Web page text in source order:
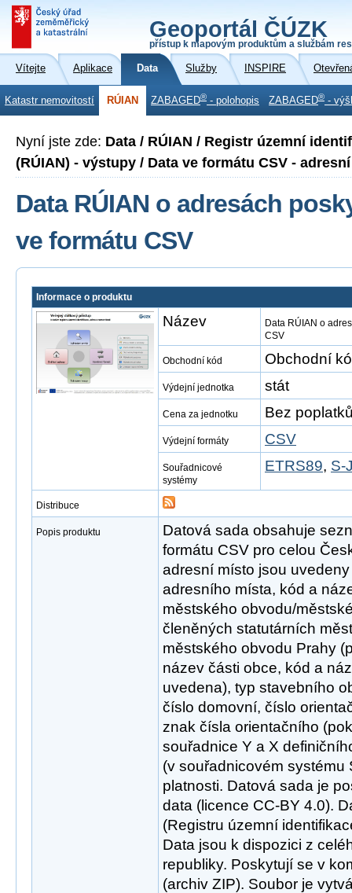
Geoportál ČÚZK
přístup k mapovým produktům a službám
Vítejte Aplikace Data Služby INSPIRE
Katastr nemovitostí RÚIAN ZABAGED® - polohopis ZABAGED® -
Nyní jste zde: Data / RÚIAN / Registr územní
(RÚIAN) - výstupy / Data ve formátu CSV -
Data RÚIAN o adresách
ve formátu CSV
Informace o produktu
Název
Data RÚIAN o
CSV
Obchodní kód Obchodní
Výdejní jednotka stát
Cena za jednotku Bez
Výdejní formáty CSV
Souřadnicové
systémy
ETRS89, S-
Distribuce
Popis produktu
Datová sada obsahuje
formátu CSV pro celou
adresní místo jsou
adresního místa, kód a
městského obvodu/
členěných statutárních
městského obvodu Prahy
název části obce, kód a
uvedena), typ stavebního
číslo domovní, číslo
znak čísla orientačního
souřadnice Y a X
(v souřadnicovém systému
platnosti. Datová sada je
data (licence CC-BY 4.0).
(Registru územní
Data jsou k dispozici z
republiky. Poskytují se v
(archiv ZIP). Soubor je